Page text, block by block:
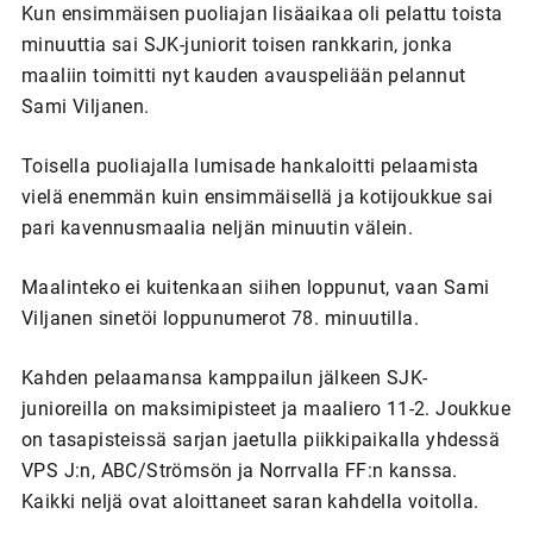
Kun ensimmäisen puoliajan lisäaikaa oli pelattu toista
minuuttia sai SJK-juniorit toisen rankkarin, jonka
maaliin toimitti nyt kauden avauspeliään pelannut
Sami Viljanen.
Toisella puoliajalla lumisade hankaloitti pelaamista
vielä enemmän kuin ensimmäisellä ja kotijoukkue sai
pari kavennusmaalia neljän minuutin välein.
Maalinteko ei kuitenkaan siihen loppunut, vaan Sami
Viljanen sinetöi loppunumerot 78. minuutilla.
Kahden pelaamansa kamppailun jälkeen SJK-
junioreilla on maksimipisteet ja maaliero 11-2. Joukkue
on tasapisteissä sarjan jaetulla piikkipaikalla yhdessä
VPS J:n, ABC/Strömsön ja Norrvalla FF:n kanssa.
Kaikki neljä ovat aloittaneet saran kahdella voitolla.